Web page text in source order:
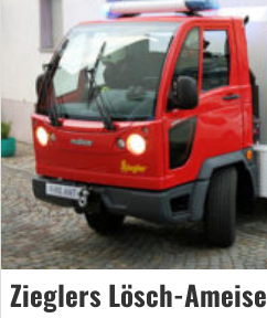
Zieglers Lösch-Ameise